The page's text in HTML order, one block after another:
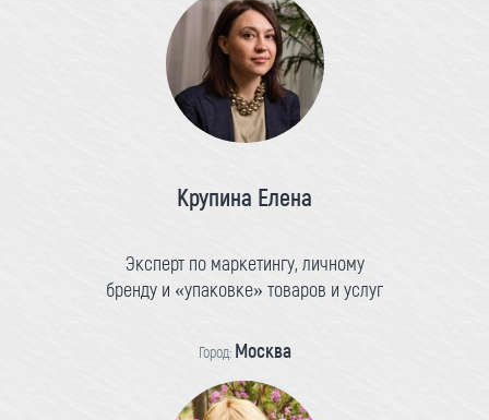
Крупина Елена
Эксперт по маркетингу, личному
бренду и «упаковке» товаров и услуг
Город: Москва